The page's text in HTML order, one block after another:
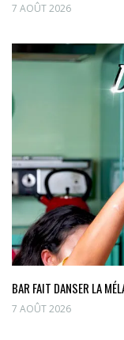
7 AOÛT 2026
BAR FAIT DANSER LA
7 AOÛT 2026